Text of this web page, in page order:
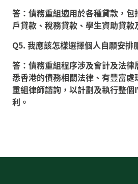
答：債務重組適用於各種貸款，
戶貸款、稅務貸款、學生資助貸款
Q5. 我應該怎樣選擇個人自願安排
答：債務重組程序涉及會計及法
悉香港的債務相關法律、有豐富
重組律師諮詢，以計劃及執行整個
利。